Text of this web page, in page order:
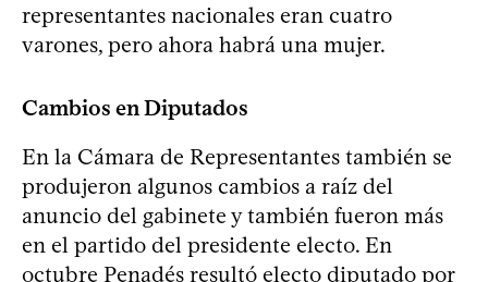
representantes nacionales eran cuatro
varones, pero ahora habrá una mujer.
Cambios en Diputados
En la Cámara de Representantes también se
produjeron algunos cambios a raíz del
anuncio del gabinete y también fueron más
en el partido del presidente electo. En
octubre Penadés resultó electo diputado por